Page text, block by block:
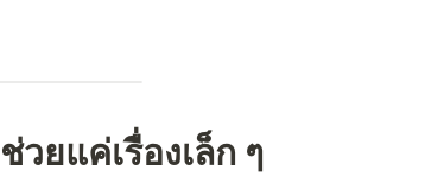
ยแค่เรื่องเล็ก ๆ